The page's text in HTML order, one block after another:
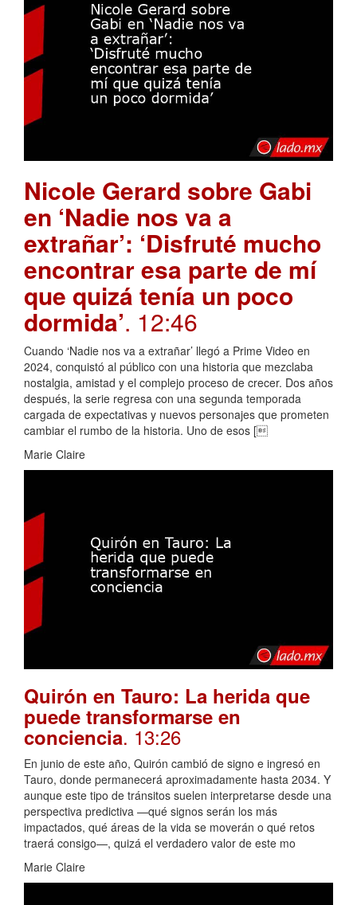
Nicole Gerard sobre Gabi
en ‘Nadie nos va a
extrañar’: ‘Disfruté mucho
encontrar esa parte de mí
que quizá tenía un poco
dormida’. 12:46
Cuando ‘Nadie nos va a extrañar’ llegó a Prime Video en
2024, conquistó al público con una historia que mezclaba
nostalgia, amistad y el complejo proceso de crecer. Dos años
después, la serie regresa con una segunda temporada
cargada de expectativas y nuevos personajes que prometen
cambiar el rumbo de la historia. Uno de esos [
Marie Claire
Quirón en Tauro: La herida que
puede transformarse en
conciencia. 13:26
En junio de este año, Quirón cambió de signo e ingresó en
Tauro, donde permanecerá aproximadamente hasta 2034. Y
aunque este tipo de tránsitos suelen interpretarse desde una
perspectiva predictiva —qué signos serán los más
impactados, qué áreas de la vida se moverán o qué retos
traerá consigo—, quizá el verdadero valor de este mo
Marie Claire